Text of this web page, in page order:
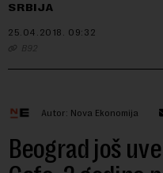
SRBIJA
25.04.2018. 09:32
B92
Autor: Nova Ekonomija
Beograd još